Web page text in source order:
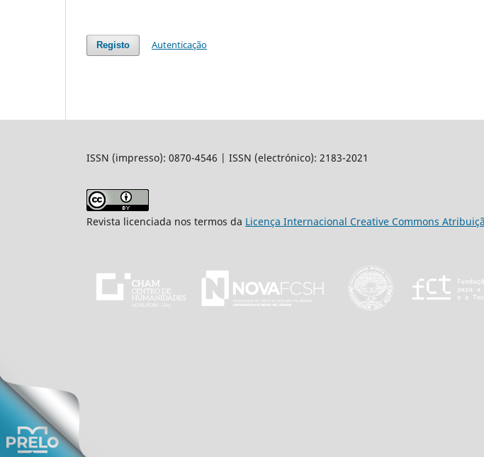
Registo Autenticação
ISSN (impresso): 0870-4546 | ISSN (electrónico): 2183-2021
Revista licenciada nos termos da Licença Internacional Creative Commons